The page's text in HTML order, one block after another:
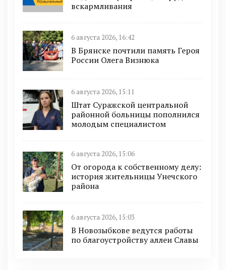
вскармливания
6 августа 2026, 16:42
В Брянске почтили память Героя
России Олега Визнюка
6 августа 2026, 15:11
Штат Суражской центральной
районной больницы пополнился
молодым специалистом
6 августа 2026, 15:06
От огорода к собственному делу:
история жительницы Унечского
района
6 августа 2026, 15:03
В Новозыбкове ведутся работы
по благоустройству аллеи Славы